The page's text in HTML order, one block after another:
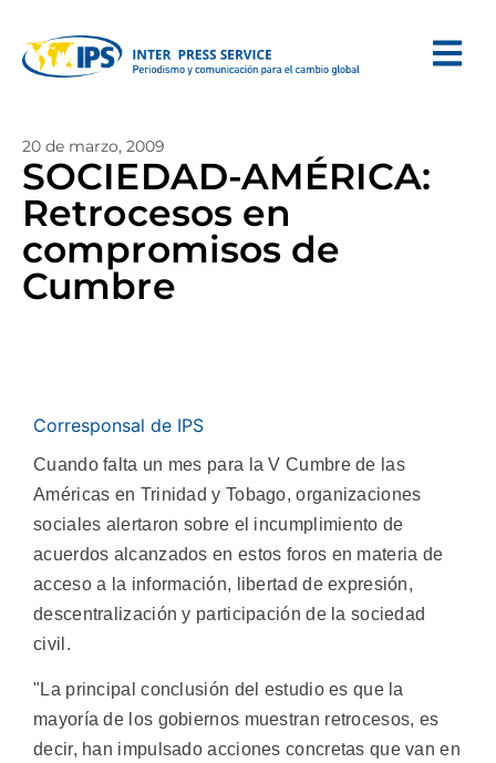
20 de marzo, 2009
SOCIEDAD-AMÉRICA:
Retrocesos en
compromisos de
Cumbre
Corresponsal de IPS
Cuando falta un mes para la V Cumbre de las
Américas en Trinidad y Tobago, organizaciones
sociales alertaron sobre el incumplimiento de
acuerdos alcanzados en estos foros en materia de
acceso a la información, libertad de expresión,
descentralización y participación de la sociedad
civil.
"La principal conclusión del estudio es que la
mayoría de los gobiernos muestran retrocesos, es
decir, han impulsado acciones concretas que van en